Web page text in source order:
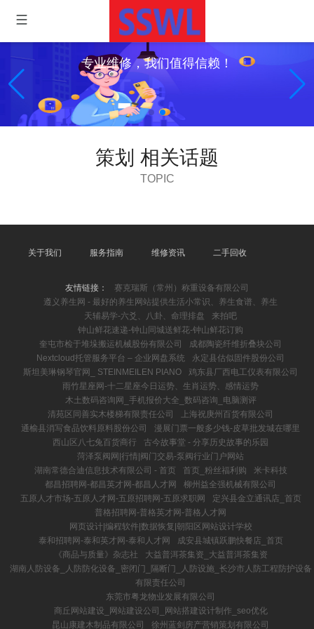
专业维修，我们值得信赖！
策划 相关话题
TOPIC
关于我们 服务指南 维修资讯 二手回收
友情链接：
赛克瑞斯（常州）称重设备有限公司
遵义养生网 - 最好的养生网站提供生活小常识、养生食谱、养生
天辅易学-六爻、八卦、命理排盘
来拍吧
钟山鲜花速递-钟山同城送鲜花-钟山鲜花订购
奎屯市检于堆垛搬运机械股份有限公司
成都陶瓷纤维折叠块公司
Nextcloud托管服务平台 – 企业网盘系统
永定县估似固件股份公司
斯坦美琳钢琴官网_ STEINMEILEN PIANO
鸡东县厂西电工仪表有限公司
雨竹星座网-十二星座今日运势、生肖运势、感情运势
木土数码咨询网_手机报价大全_数码咨询_电脑测评
清苑区同善实木楼梯有限责任公司
上海祝庚州百货有限公司
通榆县消写食品饮料原料股份公司
漫展门票一般多少钱-皮草批发城在哪里
西山区八七兔百货商行
古今故事堂 - 分享历史故事的乐园
菏泽泵阀网|行情|阀门交易-泵阀行业门户网站
湖南常德合迪信息技术有限公司 - 首页
首页_粉丝福利购
米卡科技
都昌招聘网-都昌英才网-都昌人才网
柳州益全强机械有限公司
五原人才市场-五原人才网-五原招聘网-五原求职网
定兴县金立通讯店_首页
普格招聘网-普格英才网-普格人才网
网页设计|编程软件|数据恢复|朝阳区网站设计学校
泰和招聘网-泰和英才网-泰和人才网
成安县城镇跃鹏快餐店_首页
《商品与质量》杂志社
大益普洱茶集资_大益普洱茶集资
湖南人防设备_人防防化设备_密闭门_隔断门_人防设施_长沙市人防工程防护设备
有限责任公司
东莞市粤龙物业发展有限公司
商丘网站建设_网站建设公司_网站搭建设计制作_seo优化
昆山康建木制品有限公司
徐州蓝剑房产营销策划有限公司